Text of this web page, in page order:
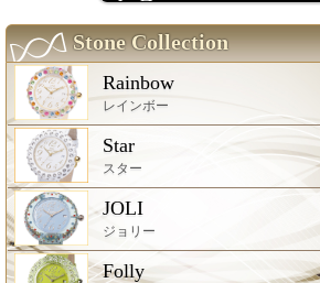
Stone Collection
Rainbow
レインボー
Star
スター
JOLI
ジョリー
Folly